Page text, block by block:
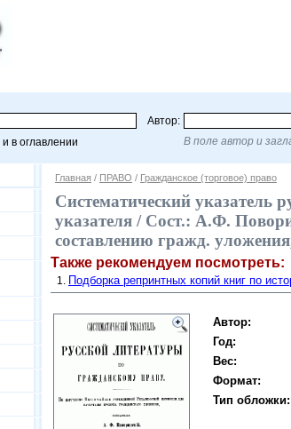
Автор:
и в оглавлении В поле автор и
Главная / ПРАВО / Гражданское (торговое) право
Систематический указатель
указателя / Сост.: А.Ф.
составлению гражд.
Также рекомендуем посмотреть:
Подборка репринтных копий книг по
Автор:
Год:
Вес:
Формат:
Тип обложки: